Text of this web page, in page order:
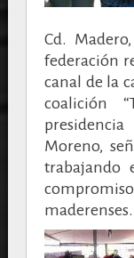
Cd.
federación
canal de la
coalición
Moreno,
trabajando
maderenses.